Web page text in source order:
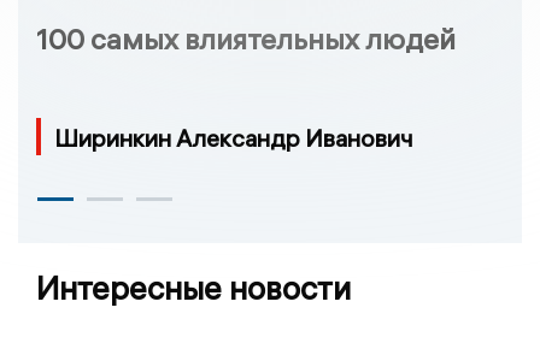
100 самых влиятельных людей
Ширинкин Александр Иванович
Интересные новости